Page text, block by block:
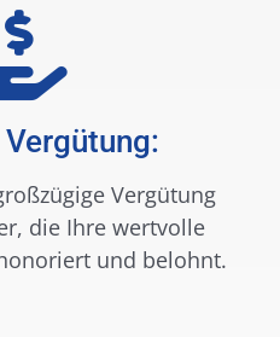
Vergütung
die Ihre wertvolle
und belohnt.